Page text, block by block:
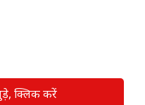
क्लिक करें